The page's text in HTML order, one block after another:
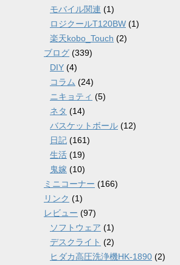
モバイル関連 (1)
ロジクールT120BW (1)
楽天kobo_Touch (2)
ブログ (339)
DIY (4)
コラム (24)
ニキョティ (5)
ネタ (14)
バスケットボール (12)
日記 (161)
生活 (19)
鬼嫁 (10)
ミニコーナー (166)
リンク (1)
レビュー (97)
ソフトウェア (1)
デスクライト (2)
ヒダカ高圧洗浄機HK-1890 (2)